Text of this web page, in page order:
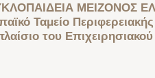
ΜΕΙΖΟΝΟΣ
Ταμείο
του